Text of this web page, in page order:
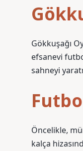
Gökkuşağı
efsanevi
sahneyi
Öncelikle,
kalça